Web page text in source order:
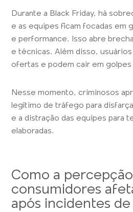
Durante a Black Friday, há
e as equipes ficam focadas em
e performance. Isso abre
e técnicas. Além disso,
ofertas e podem cair em
Nesse momento, criminosos
legítimo de tráfego para
e a distração das equipes para
elaboradas.
Como a
consumidores
após incidentes